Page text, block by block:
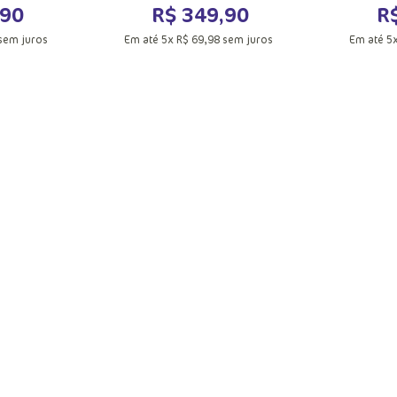
juros
R$ 349,90
Em até 5xR$ 69,98sem juros Em até5